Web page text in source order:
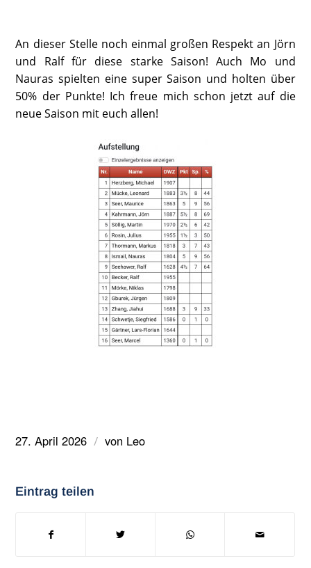
An dieser Stelle noch einmal großen Respekt an Jörn
und Ralf für diese starke Saison! Auch Mo und
Nauras spielten eine super Saison und holten über
50% der Punkte! Ich freue mich schon jetzt auf die
neue Saison mit euch allen!
27. April 2026 / von Leo
Eintrag teilen